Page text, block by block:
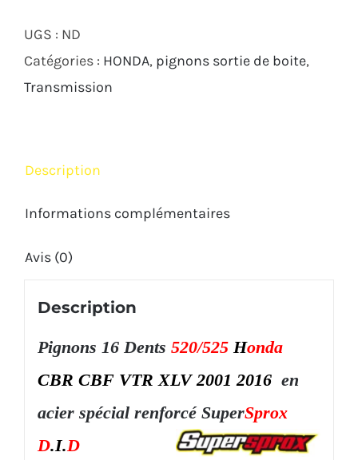
UGS : ND
Catégories : HONDA pignons sortie de boite
Transmission
Description
Informations complémentaires
Avis (0)
Description
Pignons 16 Dents 520/525 Honda
CBR CBF VTR XLV 2001 2016 en
acier spécial renforcé SuperSprox
D.I. D